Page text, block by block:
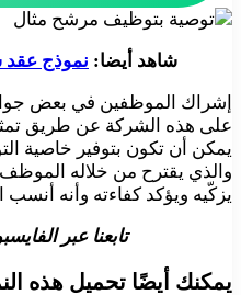
شاهد أيضا: نموذج عقد
إشراك الموظفين في بعض
على هذه الشركة عن طريق
يمكن أن تكون بتوفير خاصية
والذي يقترح من خلاله
يزكّيه ويؤكد كفاءته وأنه
تابعنا عبر
يمكنك أيضًا تحميل هذه